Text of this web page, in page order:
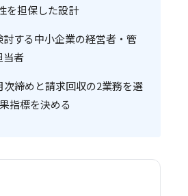
を担保した設計
討する中小企業の経営者・管
当者
次締めと請求回収の2業務を選
指標を決める